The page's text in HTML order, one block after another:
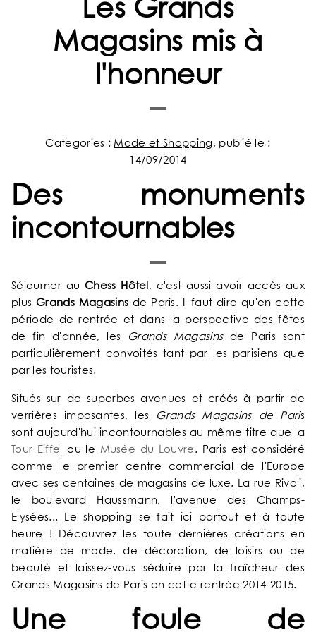
ACCUEIL
NOTRE UNIVERS
NOS SERVICES
Les Grands
Magasins mis à
l'honneur
Categories :Mode et Shopping , publié le :
14/09/2014
Des monuments
incontournables
Séjourner au Chess Hôtel , c'est aussi avoir accès aux
plus Grands Magasins de Paris. Il faut dire qu'en cette
période de rentrée et dans la perspective des fêtes
de fin d'année, les
Grands Magasinsde Paris sont
particulièrement convoités tant par les parisiens que
par les touristes.
Situés sur de superbes avenues et créés à partir de
verrières imposantes, les
Grands Magasins de Paris
sont aujourd'hui incontournables au même titre que la
Tour Eiffelou le Musée du Louvre . Paris est considéré
comme le premier centre commercial de l'Europe
avec ses centaines de magasins de luxe. La rue Rivoli,
le boulevard Haussmann, l'avenue des Champs-
Elysées... Le shopping se fait ici partout et à toute
heure ! Découvrez les toute dernières créations en
matière de mode, de décoration, de loisirs ou de
beauté et laissez-vous séduire par la fraîcheur des
Grands Magasins de Paris en cette rentrée 2014-2015.
Une foule de